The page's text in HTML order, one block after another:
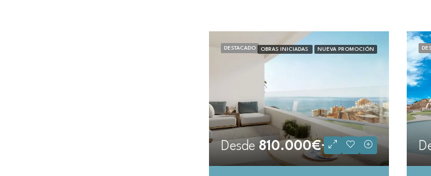
DESTACADO OBRAS INICIADAS NUEVA PROMOCIÓN
Desde 810.000€+ IVA